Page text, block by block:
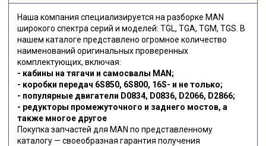
Наша компания специализируется на разборке MAN
широкого спектра серий и моделей: TGL, TGA, TGM, TGS. В
нашем каталоге представлено огромное количество
наименований оригинальных проверенных
комплектующих, включая:
- кабины на тягачи и самосвалы MAN;
- коробки передач 6S850, 6S800, 16S- и не только;
- популярные двигатели D0834, D0836, D2066, D2866;
- редукторы промежуточного и заднего мостов, а
также многое другое
Покупка запчастей для MAN по представленному
каталогу — своеобразная гарантия получения